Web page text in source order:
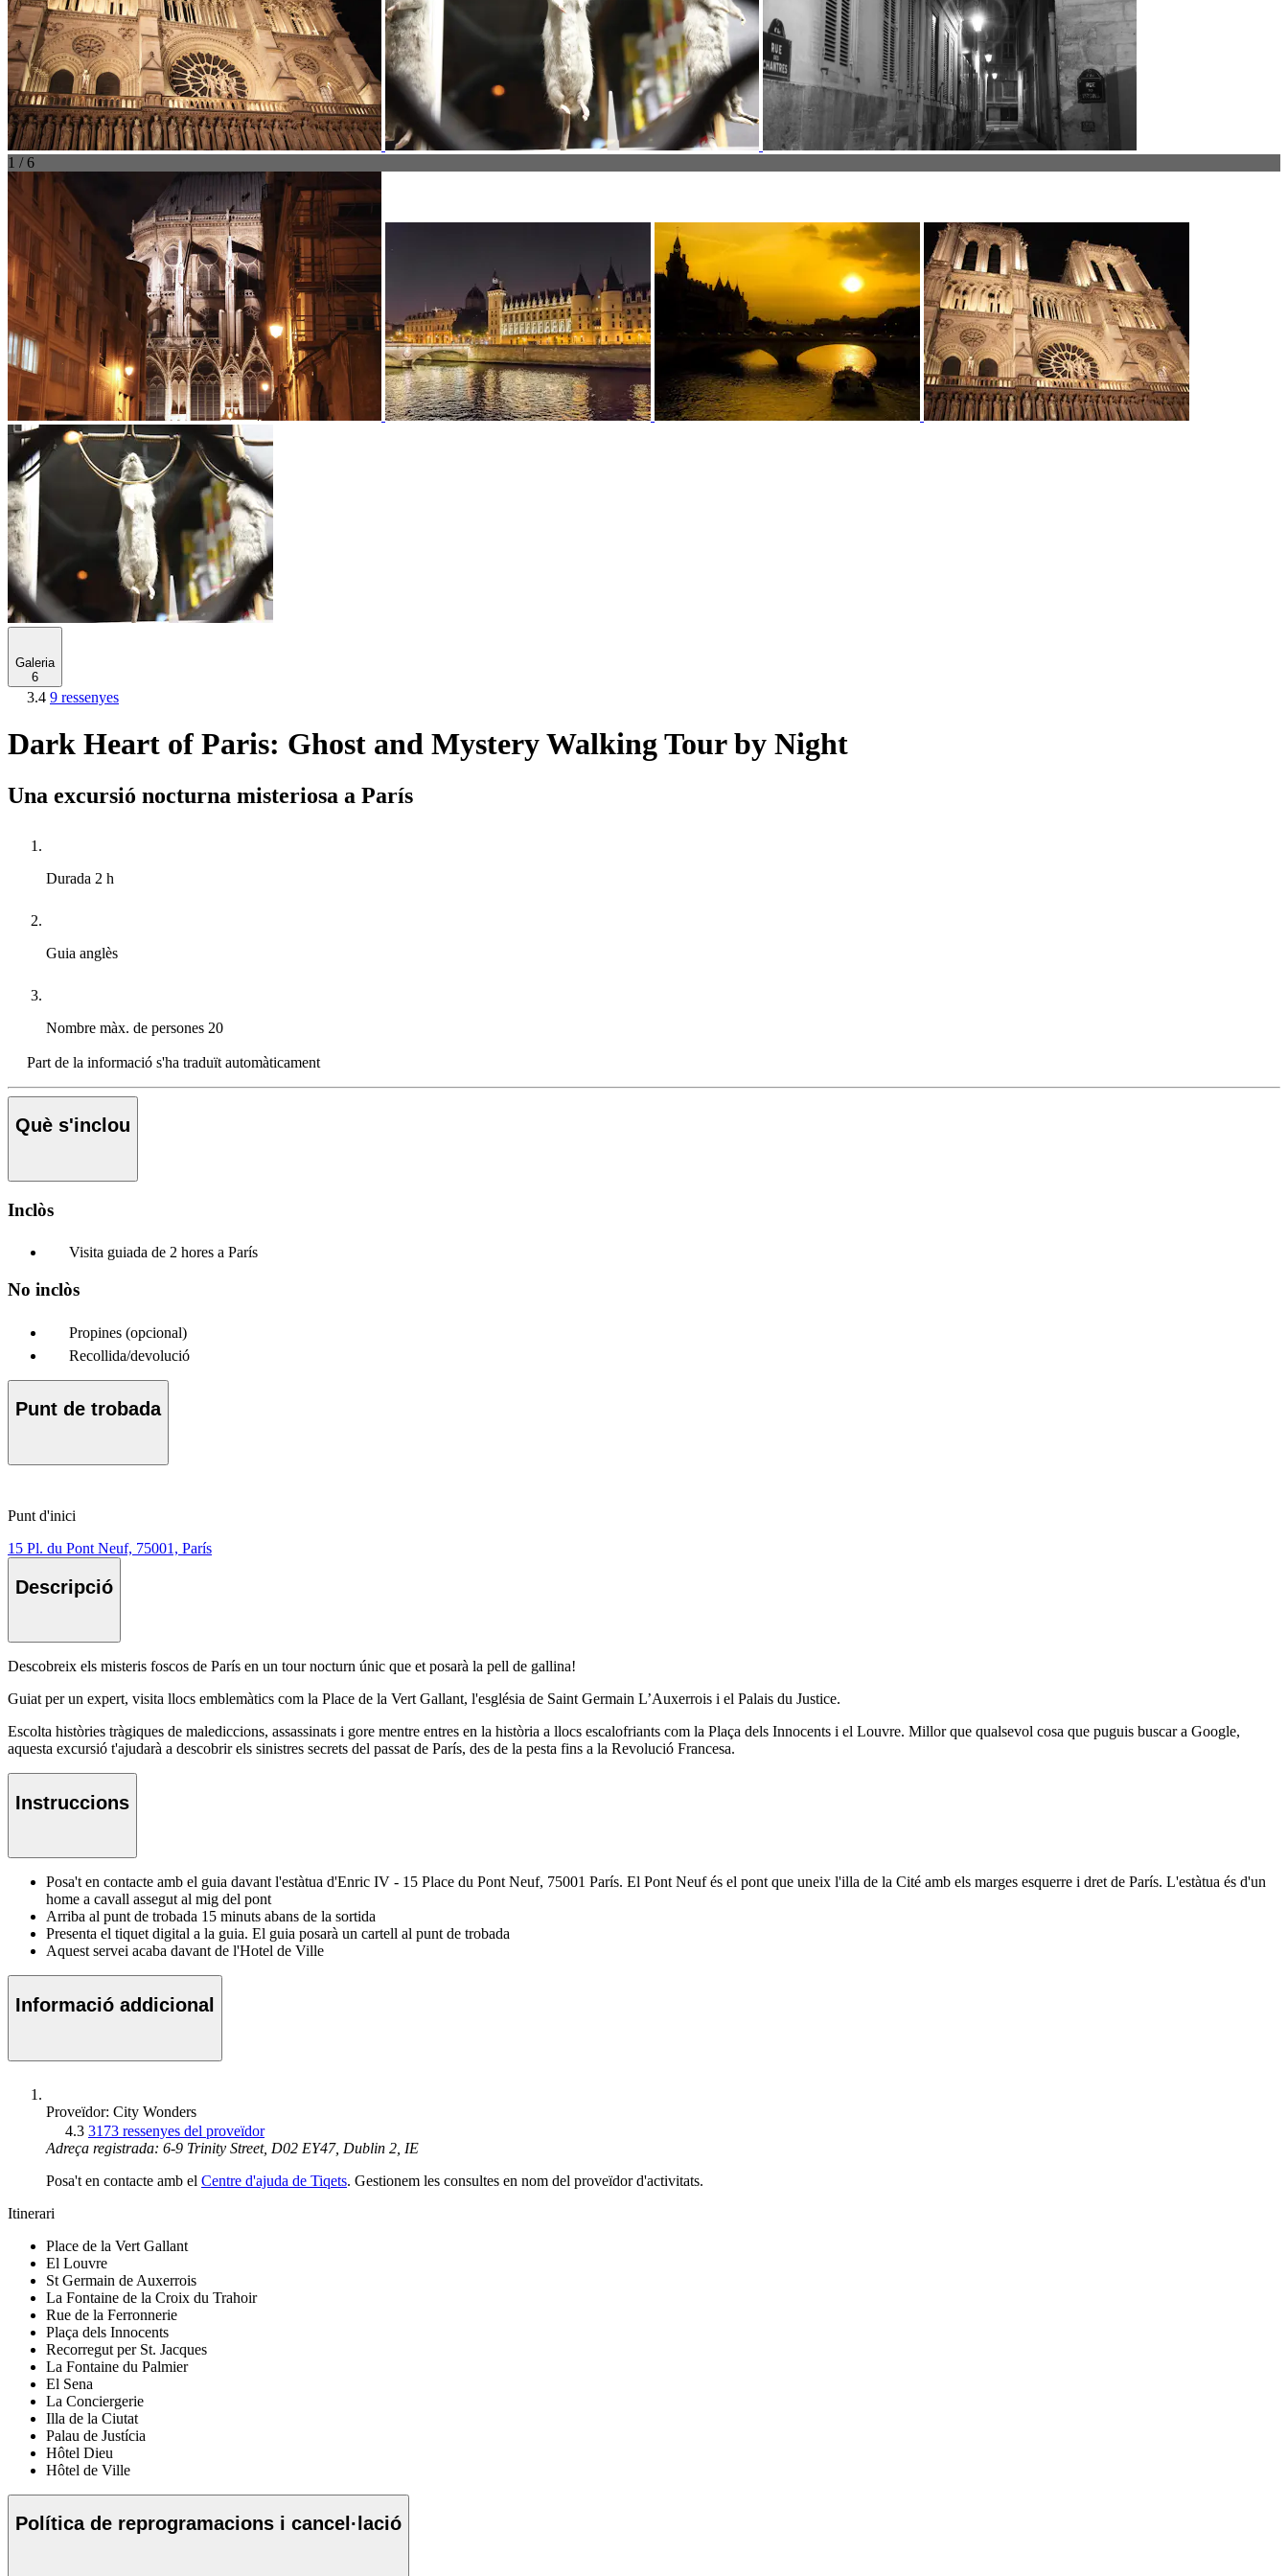
1 / 6
Galeria
6
3.4 9 ressenyes
Dark Heart of Paris: Ghost and Mystery Walking Tour by Night
Una excursió nocturna misteriosa a París
Durada 2 h
Guia anglès
Nombre màx. de persones 20
Part de la informació s'ha traduït automàticament
Què s'inclou
Inclòs
Visita guiada de 2 hores a París
No inclòs
Propines (opcional)
Recollida/devolució
Punt de trobada
Punt d'inici
15 Pl. du Pont Neuf, 75001, París
Descripció
Descobreix els misteris foscos de París en un tour nocturn únic que et posarà la pell de gallina!
Guiat per un expert, visita llocs emblemàtics com la Place de la Vert Gallant, l'església de Saint Germain L’Auxerrois i el Palais du Justice.
Escolta històries tràgiques de malediccions, assassinats i gore mentre entres en la història a llocs escalofriants com la Plaça dels Innocents i el Louvre. Millor que qualsevol cosa que puguis buscar a Google,
aquesta excursió t'ajudarà a descobrir els sinistres secrets del passat de París, des de la pesta fins a la Revolució Francesa.
Instruccions
Posa't en contacte amb el guia davant l'estàtua d'Enric IV - 15 Place du Pont Neuf, 75001 París. El Pont Neuf és el pont que uneix l'illa de la Cité amb els marges esquerre i dret de París. L'estàtua és d'un
home a cavall assegut al mig del pont
Arriba al punt de trobada 15 minuts abans de la sortida
Presenta el tiquet digital a la guia. El guia posarà un cartell al punt de trobada
Aquest servei acaba davant de l'Hotel de Ville
Informació addicional
Proveïdor: City Wonders
4.3 3173 ressenyes del proveïdor
Adreça registrada: 6-9 Trinity Street, D02 EY47, Dublin 2, IE
Posa't en contacte amb el Centre d'ajuda de Tiqets. Gestionem les consultes en nom del proveïdor d'activitats.
Itinerari
Place de la Vert Gallant
El Louvre
St Germain de Auxerrois
La Fontaine de la Croix du Trahoir
Rue de la Ferronnerie
Plaça dels Innocents
Recorregut per St. Jacques
La Fontaine du Palmier
El Sena
La Conciergerie
Illa de la Ciutat
Palau de Justícia
Hôtel Dieu
Hôtel de Ville
Política de reprogramacions i cancel·lació